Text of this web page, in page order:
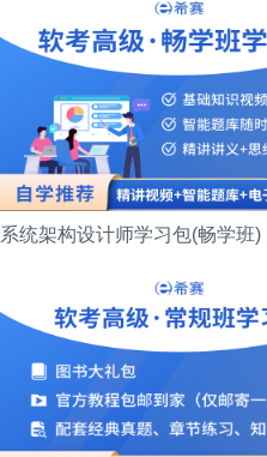
系统架构设计师学习包(畅学班)